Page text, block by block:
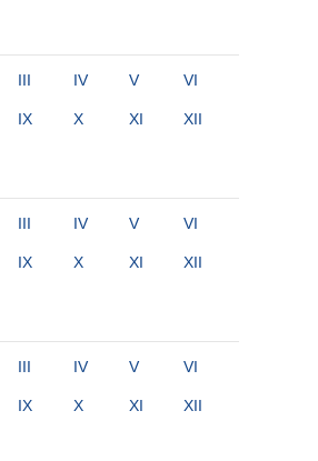
III IV V VI
IX X XI XII
III IV V VI
IX X XI XII
III IV V VI
IX X XI XII